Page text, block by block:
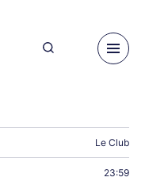
Le Club
23:59